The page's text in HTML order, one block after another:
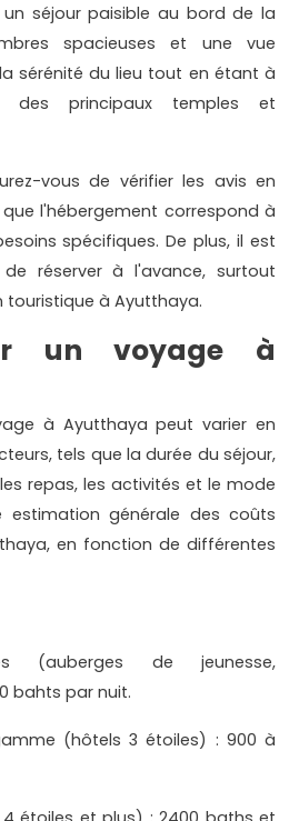
séjour paisible au bord de la
spacieuses et une vue
sérénité du lieu tout en étant à
des principaux temples et
vous de vérifier les avis en
l'hébergement correspond à
spécifiques. De plus, il est
réserver à l'avance, surtout
à Ayutthaya.
un voyage à
à Ayutthaya peut varier en
tels que la durée du séjour,
repas, les activités et le mode
estimation générale des coûts
en fonction de différentes
(auberges de jeunesse,
bahts par nuit.
(hôtels 3 étoiles) : 900 à